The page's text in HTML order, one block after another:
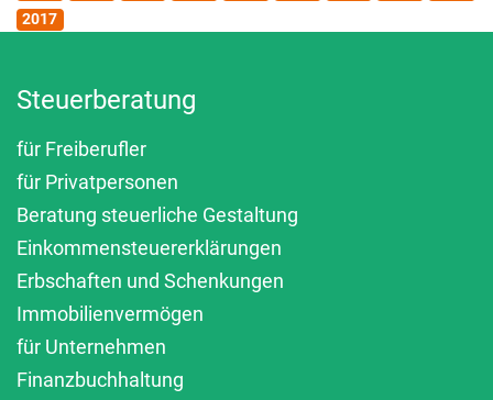
2017
Steuerberatung
für Freiberufler
für Privatpersonen
Beratung steuerliche Gestaltung
Einkommensteuererklärungen
Erbschaften und Schenkungen
Immobilienvermögen
für Unternehmen
Finanzbuchhaltung